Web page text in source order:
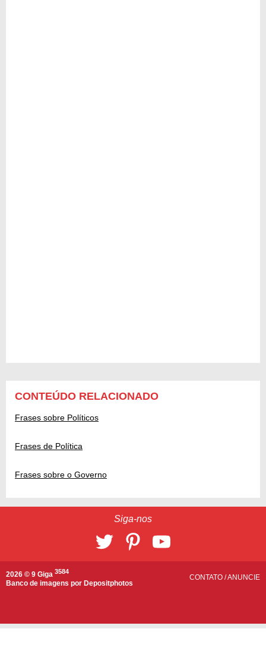
CONTEÚDO RELACIONADO
Frases sobre Políticos
Frases de Política
Frases sobre o Governo
Siga-nos
2026 © 9 Giga 3584
Banco de imagens por Depositphotos
CONTATO /ANUNCIE